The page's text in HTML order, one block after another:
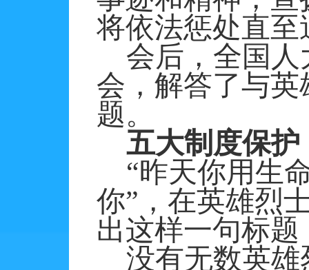
将依法惩处直至
会后，全国
会，解答了与
题。
五大制度保护
“昨天你用生
你”，在英雄烈
出这样一句标
没有无数英